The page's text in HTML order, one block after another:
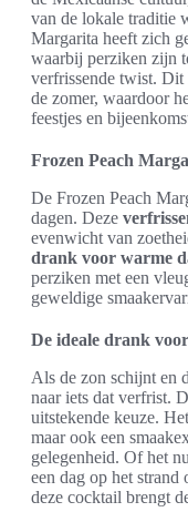
van de lokale traditie
Margarita heeft zich
waarbij perziken zijn
verfrissende twist.
de zomer, waardoor
feestjes en
Frozen Peach
De Frozen Peach
dagen. Deze
evenwicht van
drank voor warme
perziken met een
geweldige
De ideale drank
Als de zon schijnt en
naar iets dat verfrist.
uitstekende keuze.
maar ook een
gelegenheid. Of het
een dag op het strand
deze cocktail brengt